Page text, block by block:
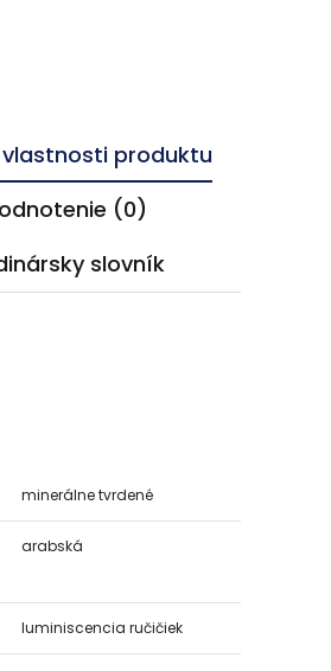
vlastnosti produktu
(0)
slovník
minerálne tvrdené
arabská
luminiscencia ručičiek